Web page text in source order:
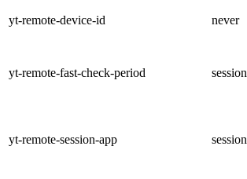
yt-remote-device-id never
yt-remote-fast-check-period session
yt-remote-session-app session